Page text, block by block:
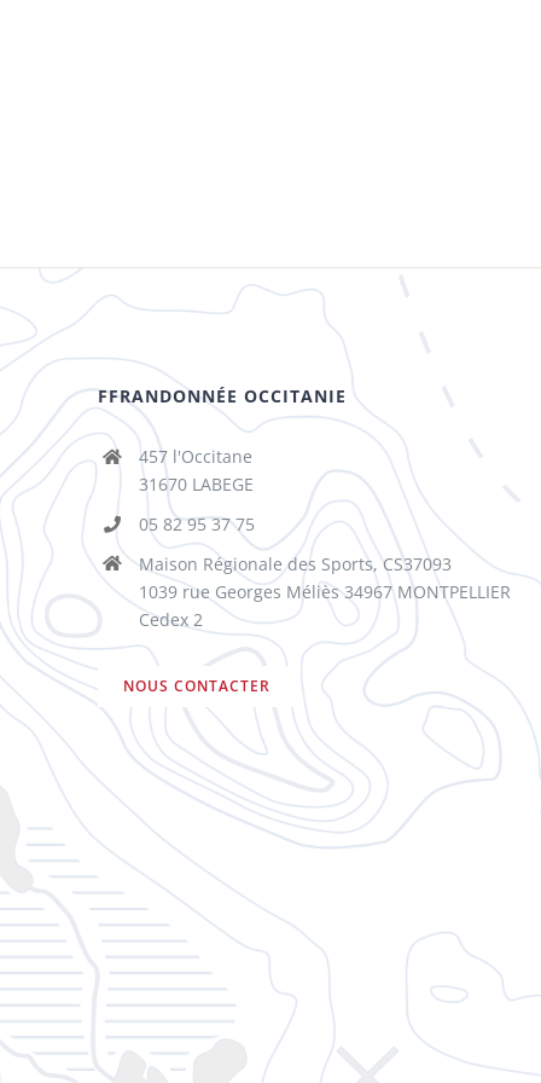
FFRANDONNÉE OCCITANIE
457 l'Occitane
31670 LABEGE
05 82 95 37 75
Maison Régionale des Sports, CS37093
1039 rue Georges Méliès 34967 MONTPELLIER
Cedex 2
NOUS CONTACTER